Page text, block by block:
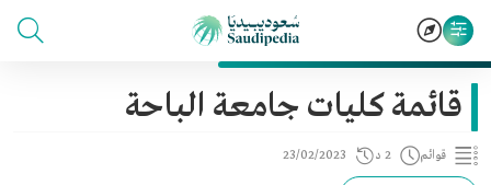
قائمة كليات جامعة الباحة
قوائم 2 د 23/02/2023